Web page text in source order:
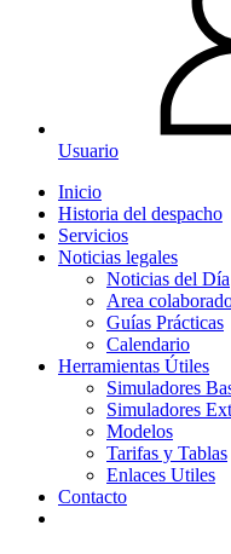
Usuario
Inicio
Historia del despacho
Servicios
Noticias legales
Noticias del Día
Area
Guías Prácticas
Calendario
Herramientas Útiles
Simuladores
Simuladores
Modelos
Tarifas y Tablas
Enlaces Utiles
Contacto